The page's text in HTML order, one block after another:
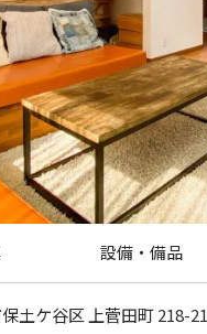
設備・備品
土ケ谷区 上菅田町 218-21